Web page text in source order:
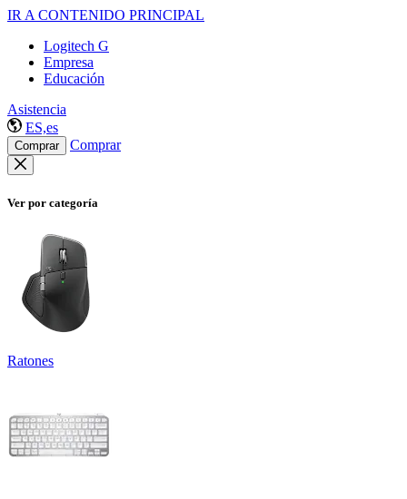
IR A CONTENIDO PRINCIPAL
Logitech G
Empresa
Educación
Asistencia
ES,es
Comprar Comprar
Ver por categoría
Ratones